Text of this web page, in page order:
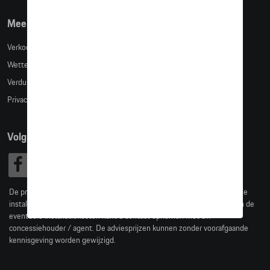
Meer info
Verkoopsvoorwaarden
Wettelijke bepalingen
Verduidelijking kledingmaten
Privacybeleid
Volg Ons
De prijzen op deze site zijn adviesprijzen (incl. btw), exclusief eventuele
installatiekosten. Voor meer informatie over de actuele verkoopprijs en de
eventuele installatiekosten kunt u contact opnemen met uw
concessiehouder / agent. De adviesprijzen kunnen zonder voorafgaande
kennisgeving worden gewijzigd.